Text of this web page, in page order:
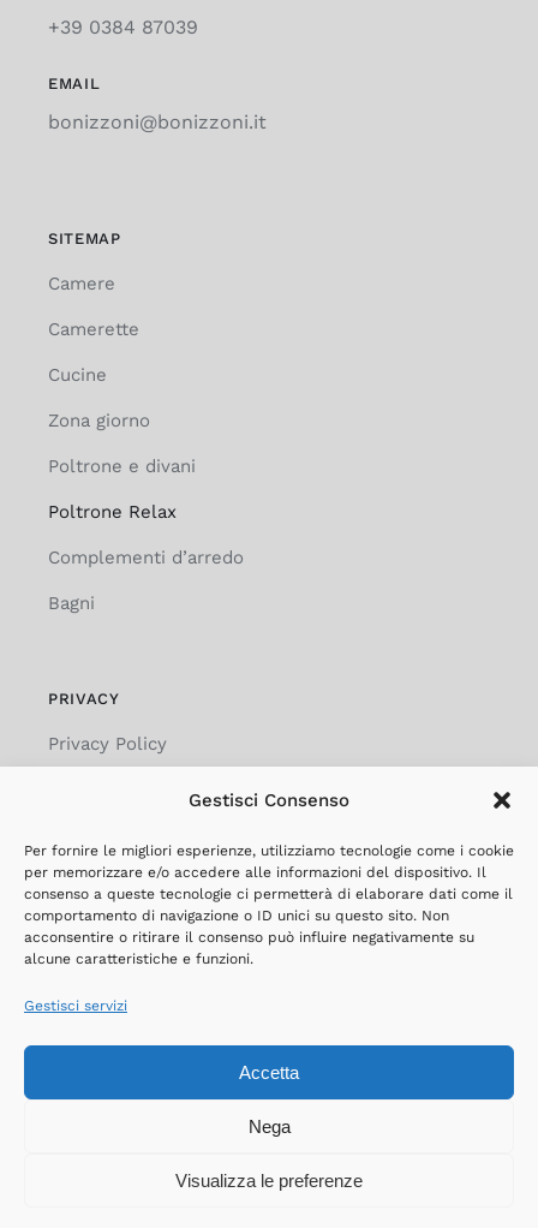
Gestisci Consenso
Per fornire le migliori esperienze, utilizziamo tecnologie come i cookie
per memorizzare e/o accedere alle informazioni del dispositivo. Il
consenso a queste tecnologie ci permetterà di elaborare dati come il
comportamento di navigazione o ID unici su questo sito. Non
acconsentire o ritirare il consenso può influire negativamente su
alcune caratteristiche e funzioni.
Gestisci servizi
Accetta
Nega
Visualizza le preferenze
+39 0384 87039
EMAIL
bonizzoni@bonizzoni.it
SITEMAP
Camere
Camerette
Cucine
Zona giorno
Poltrone e divani
Poltrone Relax
Complementi d’arredo
Bagni
PRIVACY
Privacy Policy
Privacy Clienti
Privacy Fornitori
© Copyright 2024 | Bonizzoni Arredamenti di Bonizzoni Rossana
Reserved | Powered by